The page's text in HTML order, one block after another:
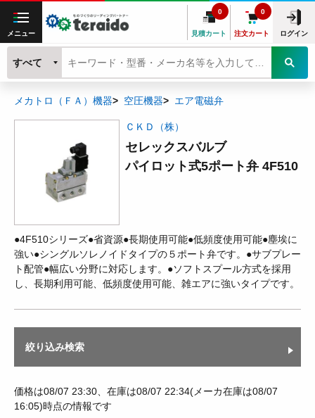
メニュー 見積カート
0
注文カート
0
ログイン
すべて
メカトロ（ＦＡ）機器 空圧機器 エア電磁弁
ＣＫＤ（株）
セレックスバルブ
パイロット式5ポート弁 4F510
●4F510シリーズ●省資源●長期使用可能●低頻度使用可能●塵埃に
強い●シングルソレノイドタイプの５ポート弁です。●サブプレー
ト配管●幅広い分野に対応します。●ソフトスプール方式を採用
し、長期利用可能、低頻度使用可能、雑エアに強いタイプです。
絞り込み検索
価格は08/07 23:30、在庫は08/07 22:34(メーカ在庫は08/07
16:05)時点の情報です